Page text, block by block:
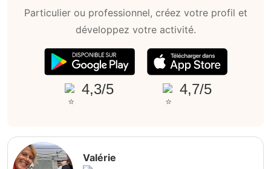
Particulier ou professionnel, créez votre profil et
développez votre activité.
4,3/5 4,7/5
Valérie